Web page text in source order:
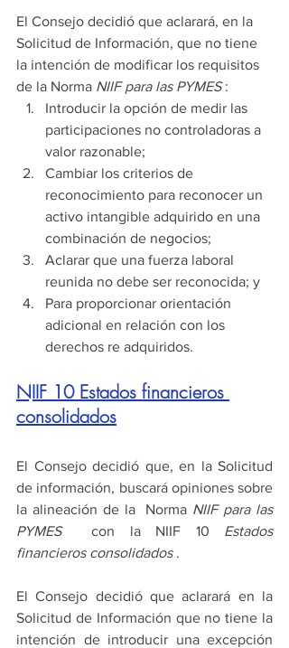
El Consejo decidió que aclarará, en la
Solicitud de Información, que no tiene
la intención de modificar los requisitos
de la Norma NIIF para las PYMES :
Introducir la opción de medir las
participaciones no controladoras a
valor razonable;
Cambiar los criterios de
reconocimiento para reconocer un
activo intangible adquirido en una
combinación de negocios;
Aclarar que una fuerza laboral
reunida no debe ser reconocida; y
Para proporcionar orientación
adicional en relación con los
derechos re adquiridos.
NIIF 10 Estados financieros
consolidados
El Consejo decidió que, en la Solicitud
de información, buscará opiniones sobre
la alineación de la  Norma NIIF para las
PYMES
con la NIIF 10 Estados
financieros consolidados .
El Consejo decidió que aclarará en la
Solicitud de Información que no tiene la
intención de introducir una excepción